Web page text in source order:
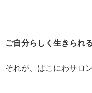
ご自分らしく生きられ
それが、はこにわサロ